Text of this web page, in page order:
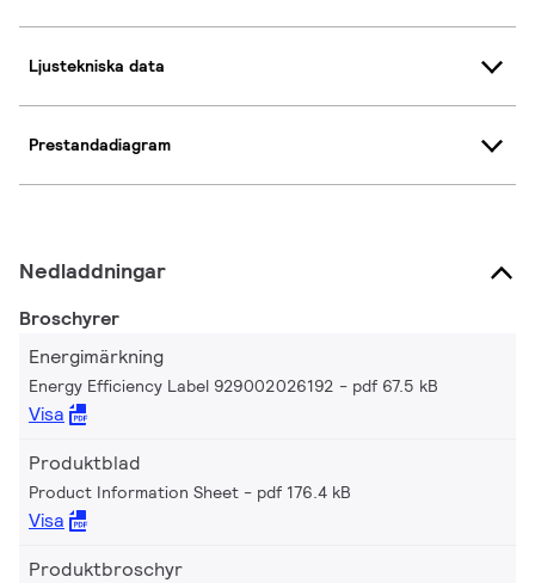
Ljustekniska data
Prestandadiagram
Nedladdningar
Broschyrer
Energimärkning
Energy Efficiency Label 929002026192 pdf 67.5 kB
Visa
Produktblad
Product Information Sheet pdf 176.4 kB
Visa
Produktbroschyr